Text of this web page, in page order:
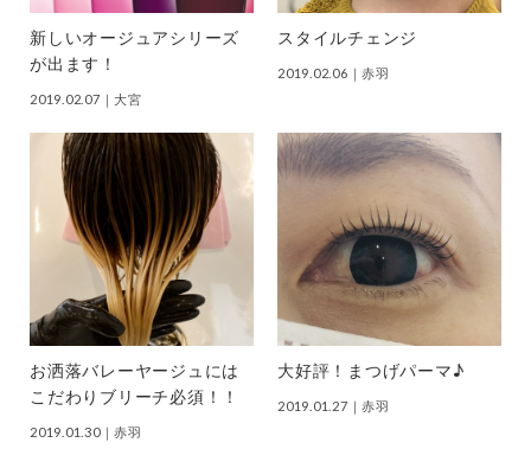
新しいオージュアシリーズ
が出ます！
2019.02.07 ｜大宮
スタイルチェンジ
2019.02.06 ｜赤羽
お洒落バレーヤージュには
こだわりブリーチ必須！！
2019.01.30｜赤羽
大好評！まつげパーマ♪
2019.01.27 ｜赤羽